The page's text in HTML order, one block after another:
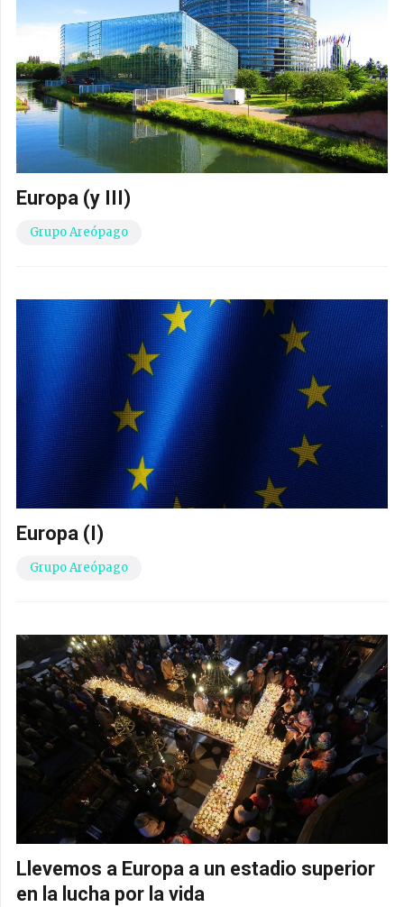
Europa (y III)
Grupo Areópago
Europa (I)
Grupo Areópago
Llevemos a Europa a un estadio superior
en la lucha por la vida